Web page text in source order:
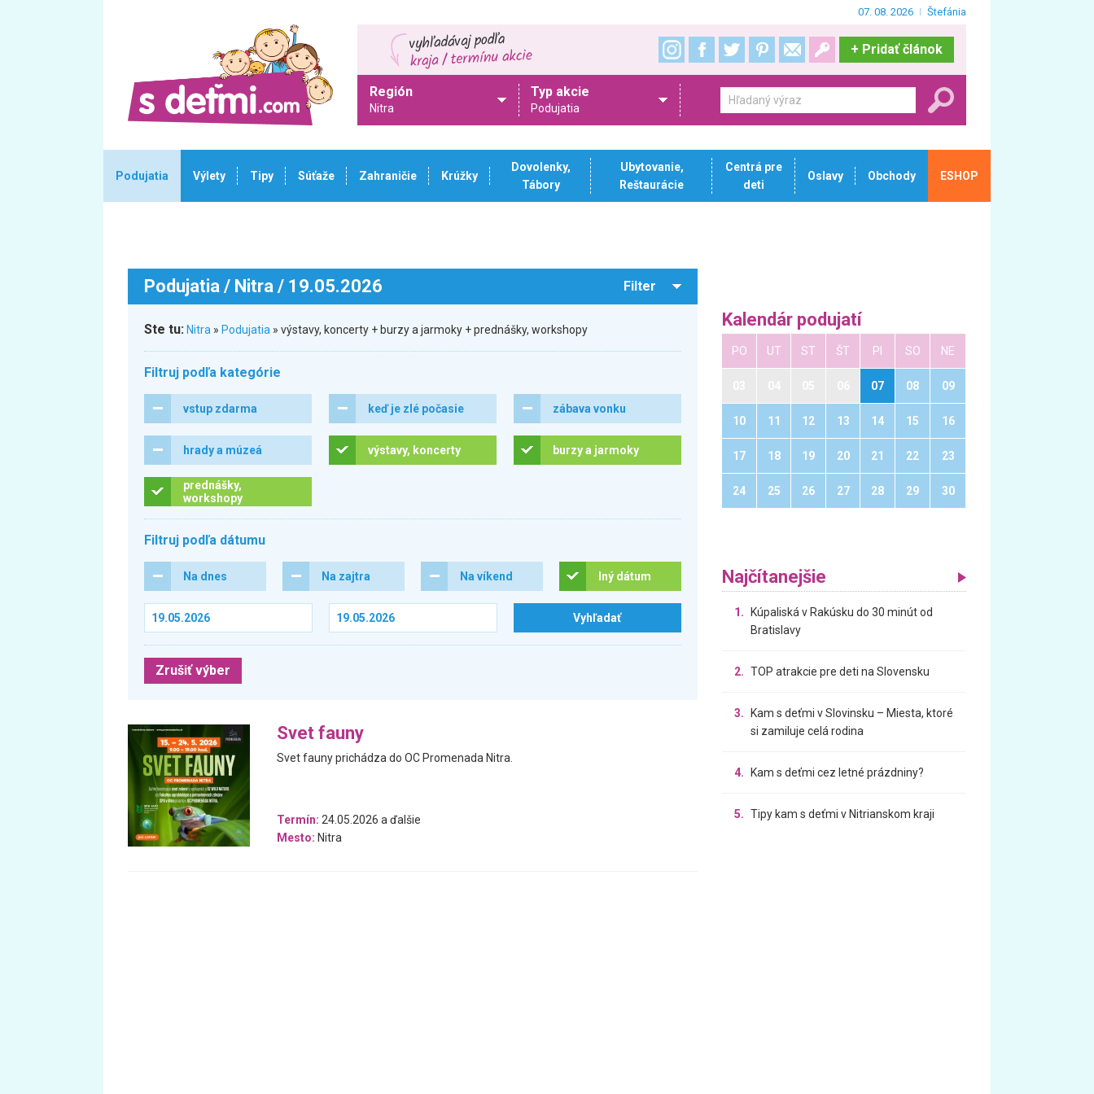
07. 08. 2026 Štefánia
+ Pridať článok
Región
Nitra
Typ akcie
Podujatia
Podujatia Výlety Tipy Súťaže Zahraničie Krúžky
Dovolenky,
Tábory
Ubytovanie,
Reštaurácie
Centrá pre
deti
Oslavy Obchody ESHOP
Podujatia / Nitra / 19.05.2026 Filter
Ste tu: Nitra » Podujatia » výstavy, koncerty + burzy a jarmoky + prednášky, workshopy
Filtruj podľa kategórie
vstup zdarma keď je zlé počasie zábava vonku
hrady a múzeá výstavy, koncerty burzy a jarmoky
prednášky,
workshopy
Filtruj podľa dátumu
Na dnes Na zajtra Na víkend Iný dátum
Zrušiť výber
Svet fauny
Svet fauny prichádza do OC Promenada Nitra.
Termín: 24.05.2026 a ďalšie
Mesto: Nitra
Kalendár podujatí
PO UT ST ŠT PI SO NE
07 08 09
10 11 12 13 14 15 16
17 18 19 20 21 22 23
24 25 26 27 28 29 30
Najčítanejšie
1.
Kúpaliská v Rakúsku do 30 minút od
Bratislavy
2. TOP atrakcie pre deti na Slovensku
3.
Kam s deťmi v Slovinsku – Miesta, ktoré
si zamiluje celá rodina
4. Kam s deťmi cez letné prázdniny?
5. Tipy kam s deťmi v Nitrianskom kraji